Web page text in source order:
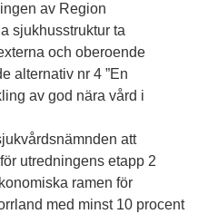
av Region
sjukhusstruktur ta
och oberoende
alternativ nr 4 ”En
av god nära vård i
att
utredningens etapp 2
ramen för
med minst 10 procent